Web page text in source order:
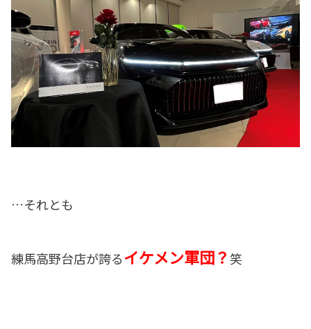
…それとも
練馬高野台店が誇るイケメン軍団？ 笑